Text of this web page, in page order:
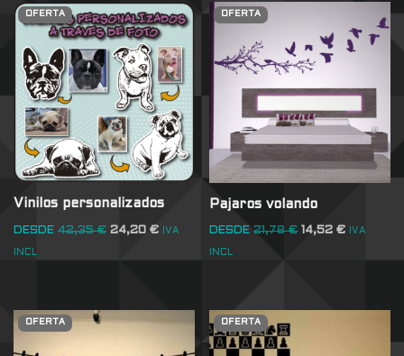
OFERTA
Vinilos personalizados
DESDE 42,35€ 24,20 € IVA
INCL
OFERTA
Pajaros volando
DESDE 21,78€ 14,52€ IVA
INCL
OFERTA OFERTA